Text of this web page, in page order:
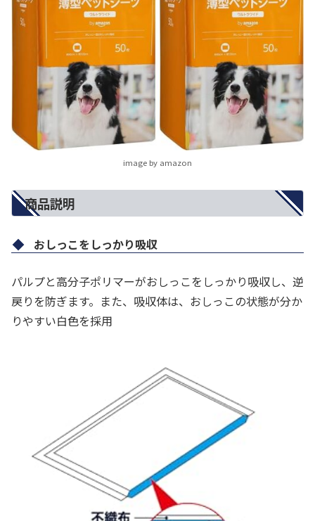
image by amazon
商品説明
おしっこをしっかり吸収
パルプと高分子ポリマーがおしっこをしっかり吸収し、逆
戻りを防ぎます。また、吸収体は、おしっこの状態が分か
りやすい白色を採用